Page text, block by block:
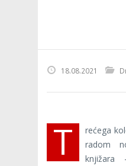
18.08.2021
T
rećega
radom
knjižara